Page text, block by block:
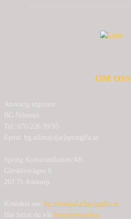
OM OSS
Ansvarig utgivare:
BG Nilensjö
Tel: 070-226 99 95
Epost: bg.nilensjo[at]springlfa.se
Spring Kommunikation AB
Görslövsvägen 8
263 71 Jonstorp
Kontakta oss: bg.nilensjo[at]springlfa.se
Här hittar du vår Integritetspolicy